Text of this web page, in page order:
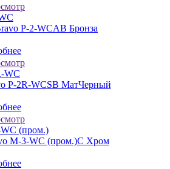
P-2-WCAB Бронза
P-2R-WCSB МатЧерный
M-3-WC (пром.)C Хром